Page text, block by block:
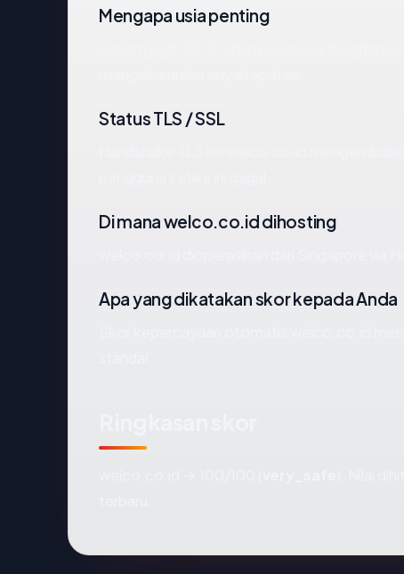
Mengapa usia penting
Status TLS / SSL
Di mana welco.co.id dihosting
Apa yang dikatakan skor kepada Anda